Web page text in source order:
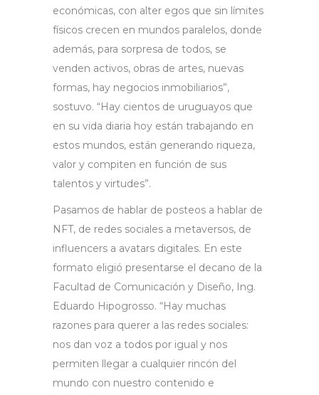
económicas, con alter egos que sin límites
físicos crecen en mundos paralelos, donde
además, para sorpresa de todos, se
venden activos, obras de artes, nuevas
formas, hay negocios inmobiliarios”,
sostuvo. “Hay cientos de uruguayos que
en su vida diaria hoy están trabajando en
estos mundos, están generando riqueza,
valor y compiten en función de sus
talentos y virtudes”.
Pasamos de hablar de posteos a hablar de
NFT, de redes sociales a metaversos, de
influencers a avatars digitales. En este
formato eligió presentarse el decano de la
Facultad de Comunicación y Diseño, Ing.
Eduardo Hipogrosso. “Hay muchas
razones para querer a las redes sociales:
nos dan voz a todos por igual y nos
permiten llegar a cualquier rincón del
mundo con nuestro contenido e